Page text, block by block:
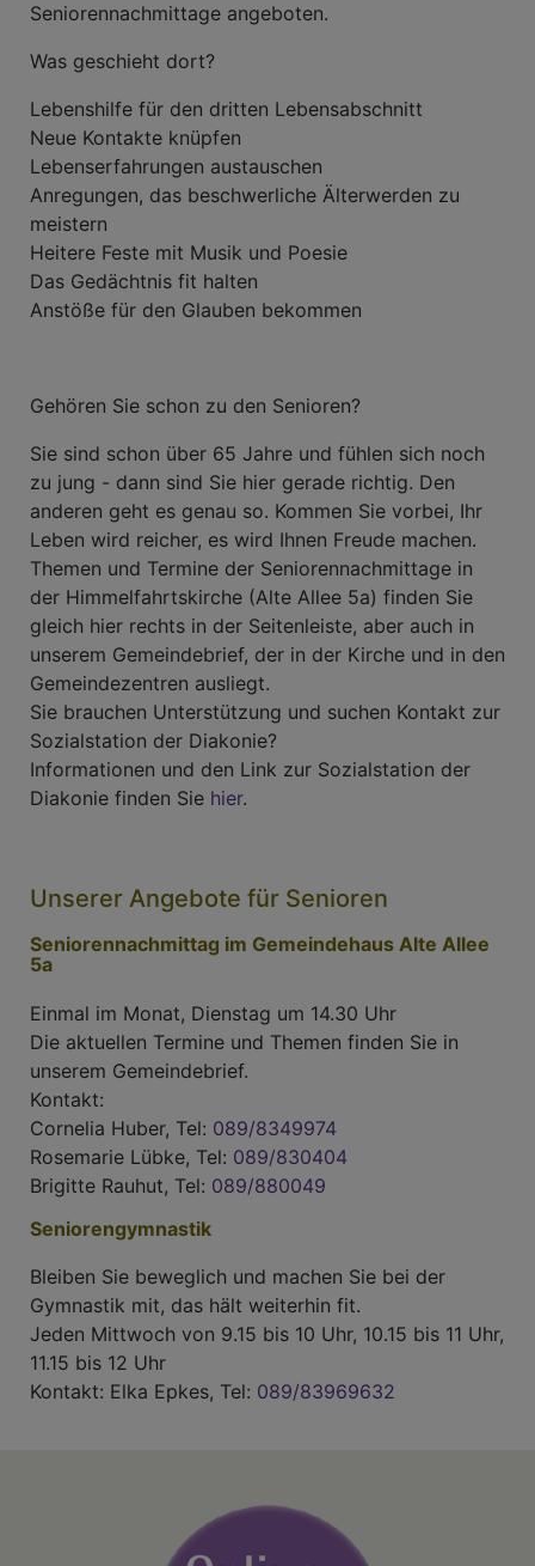
Seniorennachmittage angeboten.
Was geschieht dort?
Lebenshilfe für den dritten Lebensabschnitt
Neue Kontakte knüpfen
Lebenserfahrungen austauschen
Anregungen, das beschwerliche Älterwerden zu
meistern
Heitere Feste mit Musik und Poesie
Das Gedächtnis fit halten
Anstöße für den Glauben bekommen
Gehören Sie schon zu den Senioren?
Sie sind schon über 65 Jahre und fühlen sich noch
zu jung - dann sind Sie hier gerade richtig. Den
anderen geht es genau so. Kommen Sie vorbei, Ihr
Leben wird reicher, es wird Ihnen Freude machen.
Themen und Termine der Seniorennachmittage in
der Himmelfahrtskirche (Alte Allee 5a) finden Sie
gleich hier rechts in der Seitenleiste, aber auch in
unserem Gemeindebrief, der in der Kirche und in den
Gemeindezentren ausliegt.
Sie brauchen Unterstützung und suchen Kontakt zur
Sozialstation der Diakonie?
Informationen und den Link zur Sozialstation der
Diakonie finden Sie hier.
Unserer Angebote für Senioren
Seniorennachmittag im Gemeindehaus Alte Allee
5a
Einmal im Monat, Dienstag um 14.30 Uhr
Die aktuellen Termine und Themen finden Sie in
unserem Gemeindebrief.
Kontakt:
Cornelia Huber, Tel: 089/8349974
Rosemarie Lübke, Tel: 089/830404
Brigitte Rauhut, Tel: 089/880049
Seniorengymnastik
Bleiben Sie beweglich und machen Sie bei der
Gymnastik mit, das hält weiterhin fit.
Jeden Mittwoch von 9.15 bis 10 Uhr, 10.15 bis 11 Uhr,
11.15 bis 12 Uhr
Kontakt: Elka Epkes, Tel: 089/83969632